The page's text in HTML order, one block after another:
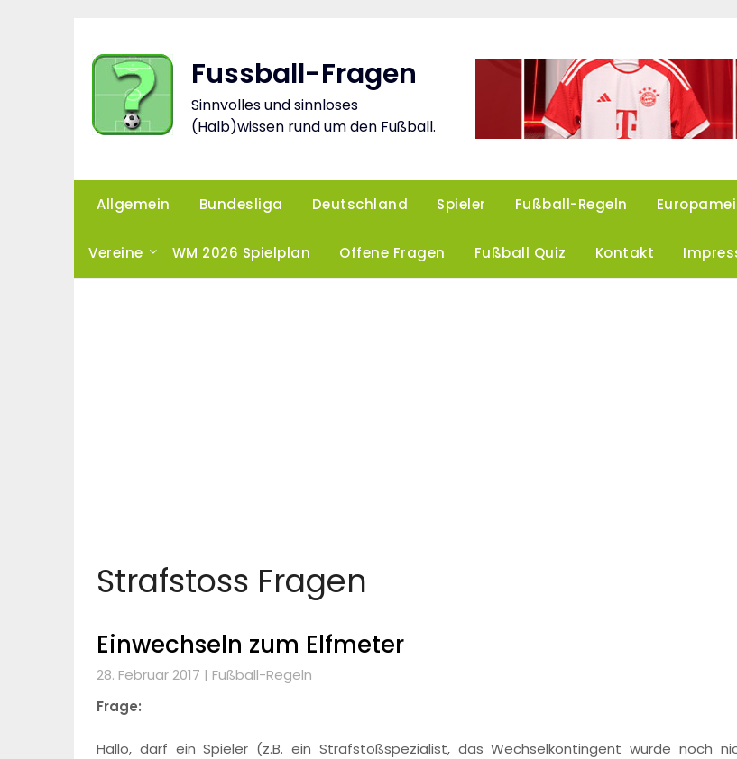
Fussball-Fragen
Sinnvolles und sinnloses
(Halb)wissen rund um den Fußball.
Allgemein Bundesliga Deutschland Spieler Fußball-Regeln
Vereine WM 2026 Spielplan Offene Fragen Fußball Quiz Kontakt
Strafstoss Fragen
Einwechseln zum Elfmeter
28. Februar 2017 | Fußball-Regeln
Frage:
Hallo, darf ein Spieler (z.B. ein Strafstoßspezialist, das Wechselkontingent wurde noch